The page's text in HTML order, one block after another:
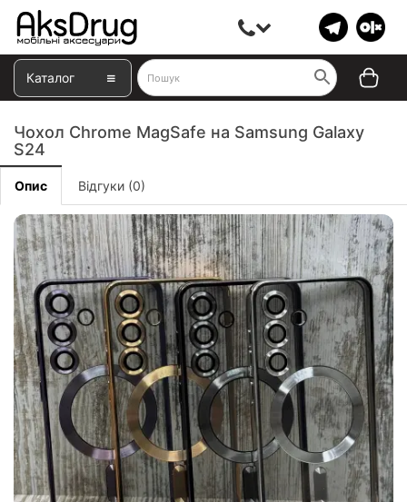
Каталог
Чохол Chrome MagSafe на Samsung Galaxy
S24
Опис Відгуки (0)